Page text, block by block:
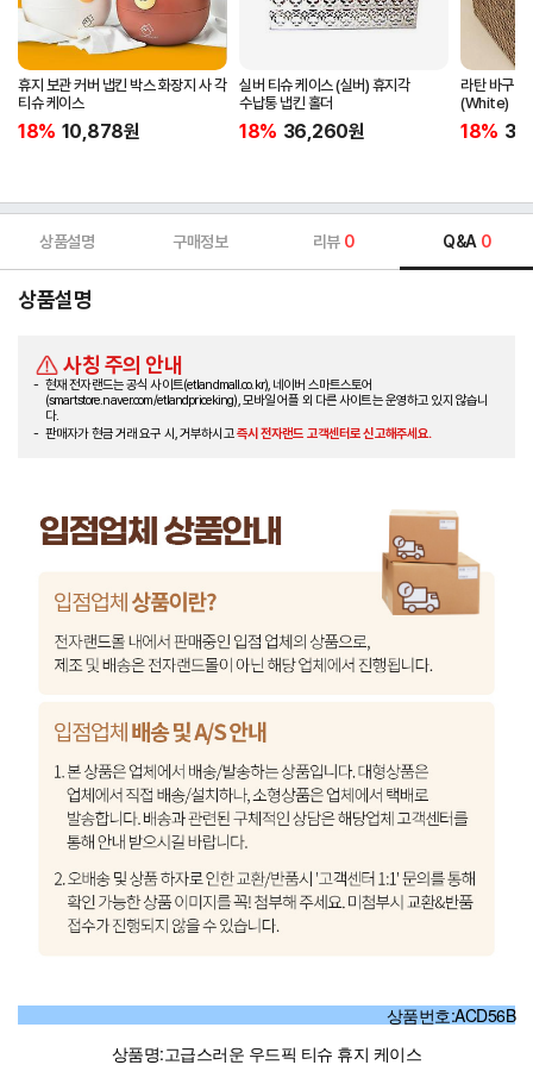
휴지 보관 커버 냅킨 박스 화장지 사 각
티슈 케이스
18% 10,878원
실버 티슈 케이스 (실버) 휴지각
수납통 냅킨 홀더
18% 36,260원
라탄 바구니
(White)
18%
상품설명 구매정보 리뷰 0 Q&A 0
상품설명
사칭 주의 안내
현재 전자랜드는 공식 사이트(etlandmall.co.kr), 네이버 스마트스토어
(smartstore.naver.com/etlandpriceking), 모바일 어플 외 다른 사이트는 운영하고 있지 않습니
다.
판매자가 현금 거래 요구 시, 거부하시고즉시 전자랜드 고객센터로 신고해주세요.
상품번호:ACD56B
상품명:고급스러운 우드픽 티슈 휴지 케이스